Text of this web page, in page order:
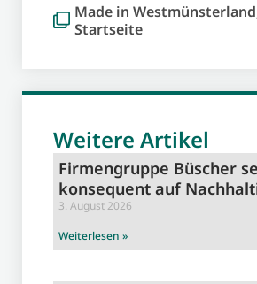
Made in Westmünsterland
Startseite
Weitere Artikel
Firmengruppe Büscher
konsequent auf
3. August 2026
Weiterlesen »